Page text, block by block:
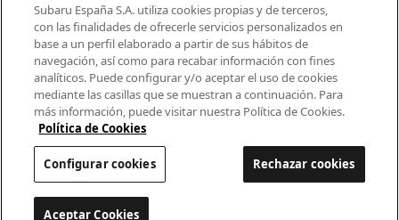
Contacto
Universo Subaru
900 440 044
cac.subaru@subaru.es
Aviso Legal
Política de Privacidad
Politica de cookies
Configurar cookies
Subaru España S.A. utiliza cookies propias y de terceros,
con las finalidades de ofrecerle servicios personalizados en
base a un perfil elaborado a partir de sus hábitos de
navegación, así como para recabar información con fines
analíticos. Puede configurar y/o aceptar el uso de cookies
mediante las casillas que se muestran a continuación. Para
más información, puede visitar nuestra Política de Cookies.
Política de Cookies
Configurar cookies Rechazar cookies
Aceptar Cookies